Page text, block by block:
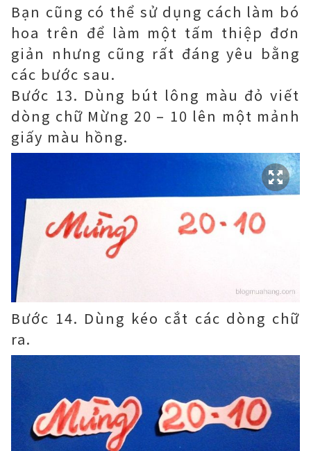
Bạn cũng có thể sử dụng cách làm bó
hoa trên để làm một tấm thiệp đơn
giản nhưng cũng rất đáng yêu bằng
các bước sau.
Bước 13. Dùng bút lông màu đỏ viết
dòng chữ Mừng 20 – 10 lên một mảnh
giấy màu hồng.
Bước 14. Dùng kéo cắt các dòng chữ
ra.